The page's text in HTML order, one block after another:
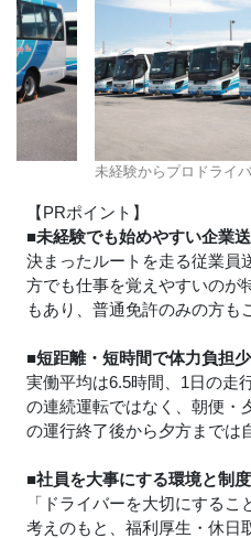
未経験からプロドライバ
【PRポイント】
■未経験でも始めやすい企業
決まったルートを走る従業員
方でも仕事を覚えやすいのが
もあり、普通免許のみの方も
■短距離・短時間で体力負担
実働平均は6.5時間、1日の走
の連続運転ではなく、朝便・
の運行終了後から夕方までは
■社員を大事にする環境と制度
「ドライバーを大切にする
考えのもと、福利厚生・休日